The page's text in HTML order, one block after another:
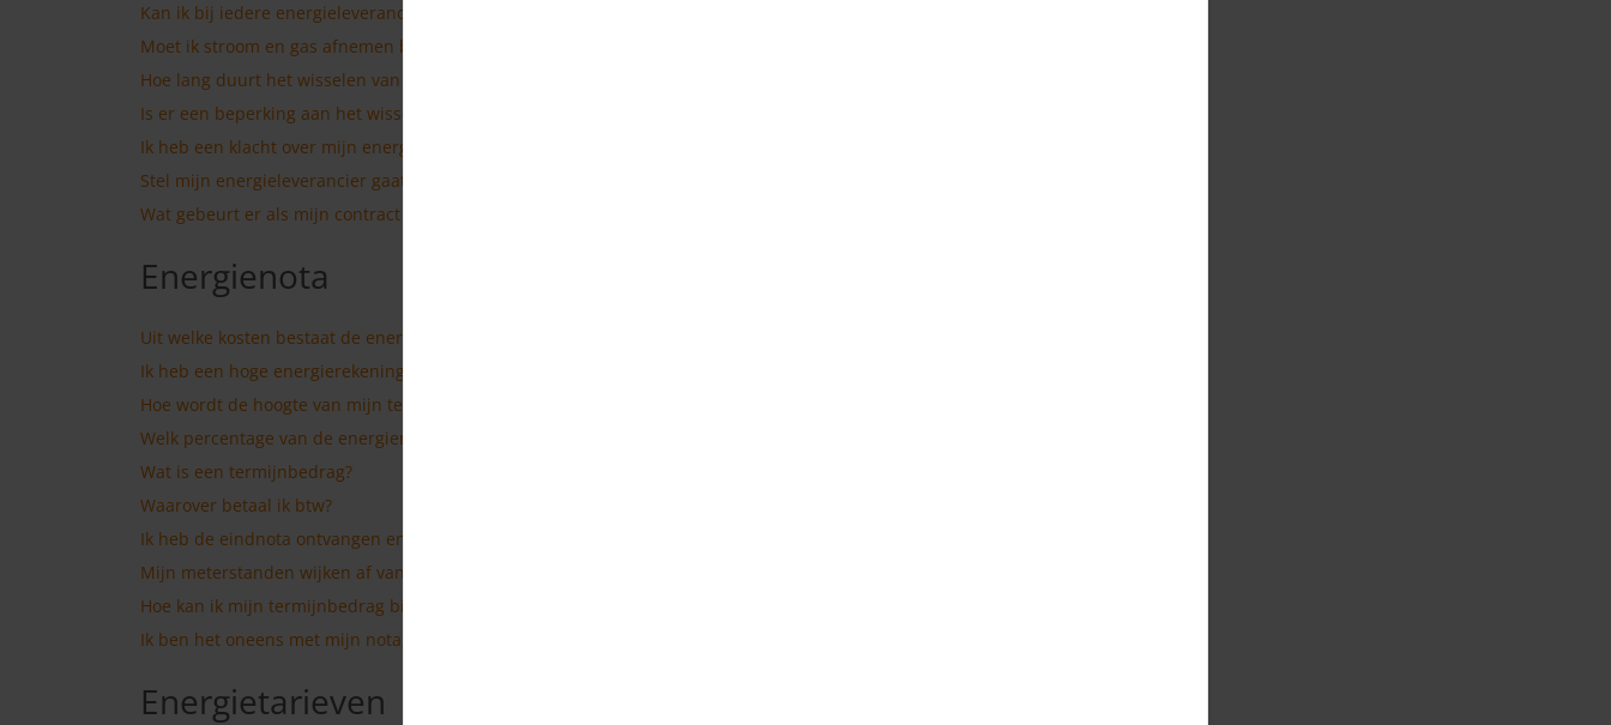
Kan ik bij iedere energieleverancier stroom en gas afnemen?
Moet ik stroom en gas afnemen bij dezelfde energieleverancier?
Hoe lang duurt het wisselen van energieleverancier?
Is er een beperking aan het wisselen van een energieleverancier?
Ik heb een klacht over mijn energieleverancier wat nu?
Stel mijn energieleverancier gaat failliet. Wat gebeurt er dan?
Wat gebeurt er als mijn contract afloopt?
Energienota
Uit welke kosten bestaat de energienota?
Ik heb een hoge energierekening. Hoe kan dit?
Hoe wordt de hoogte van mijn termijnbedrag bepaald?
Welk percentage van de energierekening bestaat uit leveringskosten?
Wat is een termijnbedrag?
Waarover betaal ik btw?
Ik heb de eindnota ontvangen en moet een bedrag moet bijbetalen. Hoe kan dat?
Mijn meterstanden wijken af van de jaarnota, hoe kan dit?
Hoe kan ik mijn termijnbedrag bijstellen?
Ik ben het oneens met mijn nota, wat kan ik doen?
Energietarieven